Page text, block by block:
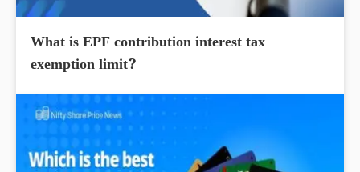
What is EPF contribution interest tax
exemption limit?